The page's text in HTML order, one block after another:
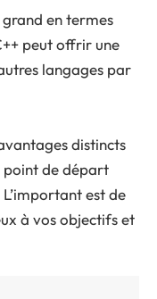
grand en termes
peut offrir une
langages par
distincts
point de départ
est de
à vos objectifs et